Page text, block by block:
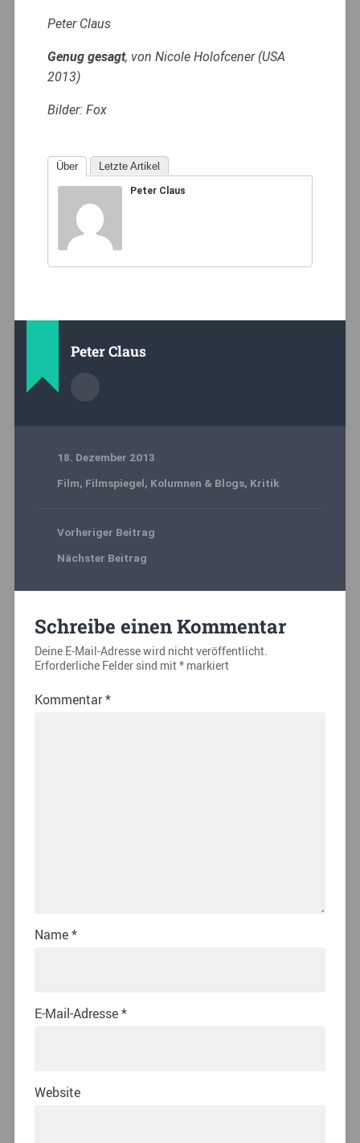
Peter Claus
Genug gesagt, von Nicole Holofcener (USA
2013)
Bilder: Fox
Über Letzte Artikel
Peter Claus
Peter Claus
18. Dezember 2013
Film, Filmspiegel, Kolumnen & Blogs, Kritik
Vorheriger Beitrag
Nächster Beitrag
Schreibe einen Kommentar
Deine E-Mail-Adresse wird nicht veröffentlicht.
Erforderliche Felder sind mit*markiert
Kommentar*
Name*
E-Mail-Adresse*
Website